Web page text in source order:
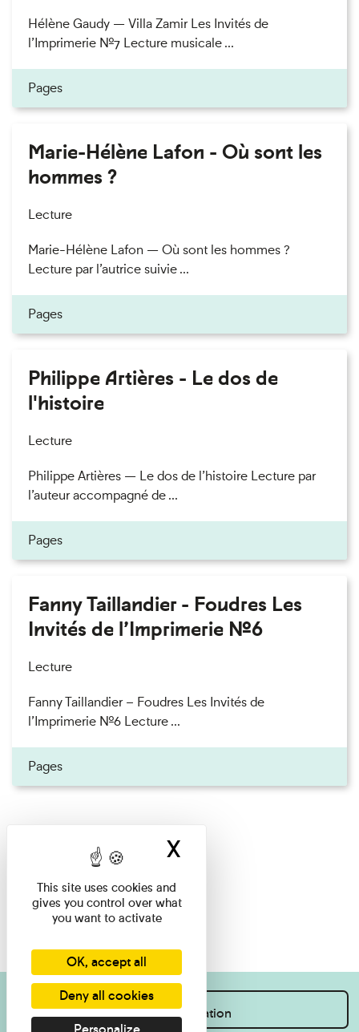
Hélène Gaudy — Villa Zamir Les Invités de
l’Imprimerie n°7 Lecture musicale ...
Pages
Marie-Hélène Lafon - Où sont les
hommes ?
Lecture
Marie-Hélène Lafon — Où sont les hommes ?
Lecture par l’autrice suivie ...
Pages
Philippe Artières - Le dos de
l'histoire
Lecture
Philippe Artières — Le dos de l’histoire Lecture par
l’auteur accompagné de ...
Pages
Fanny Taillandier - Foudres Les
Invités de l’Imprimerie n°6
Lecture
Fanny Taillandier – Foudres Les Invités de
l’Imprimerie n°6 Lecture ...
Pages
I want information
This site uses cookies and
gives you control over what
you want to activate
OK, accept all
Deny all cookies
X